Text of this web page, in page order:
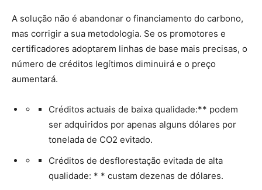
A solução não é abandonar o financiamento do carbono,
mas corrigir a sua metodologia. Se os promotores e
certificadores adoptarem linhas de base mais precisas, o
número de créditos legítimos diminuirá e o preço
aumentará.
Créditos actuais de baixa qualidade:** podem
ser adquiridos por apenas alguns dólares por
tonelada de CO2 evitado.
Créditos de desflorestação evitada de alta
qualidade: * * custam dezenas de dólares.